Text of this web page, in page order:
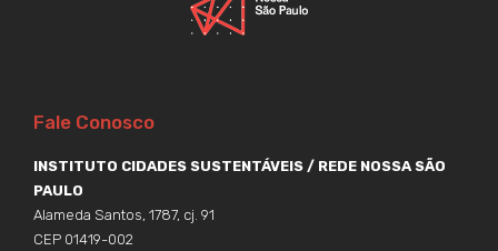
Fale Conosco
INSTITUTO CIDADES SUSTENTÁVEIS / REDE NOSSA SÃO
PAULO
Alameda Santos, 1787, cj. 91
CEP 01419-002